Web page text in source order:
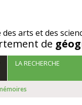
des arts et des
de
LA RECHERCHE